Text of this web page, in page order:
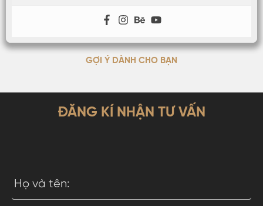
GỢI Ý DÀNH CHO BẠN
ĐĂNG KÍ NHẬN TƯ VẤN